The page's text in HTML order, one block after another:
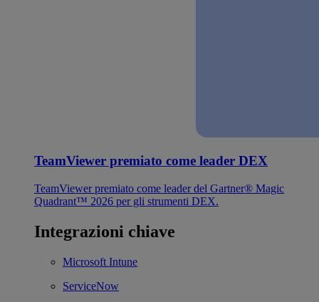
TeamViewer premiato come leader DEX
TeamViewer premiato come leader del Gartner® Magic
Quadrant™ 2026 per gli strumenti DEX.
Integrazioni chiave
Microsoft Intune
ServiceNow